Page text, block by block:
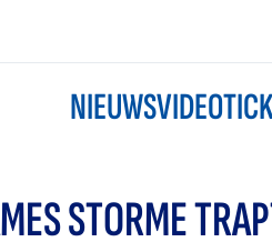
NIEUWSVIDEO
STORME